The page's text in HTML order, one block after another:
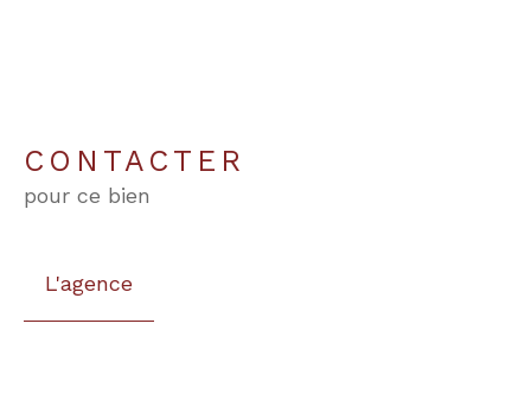
CONTACTER
pour ce bien
L'agence